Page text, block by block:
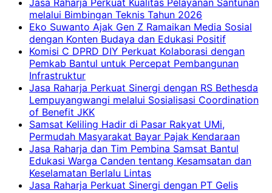
Jasa Raharja Perkuat Kualitas Pelayanan Santunan
melalui Bimbingan Teknis Tahun 2026
Eko Suwanto Ajak Gen Z Ramaikan Media Sosial
dengan Konten Budaya dan Edukasi Positif
Komisi C DPRD DIY Perkuat Kolaborasi dengan
Pemkab Bantul untuk Percepat Pembangunan
Infrastruktur
Jasa Raharja Perkuat Sinergi dengan RS Bethesda
Lempuyangwangi melalui Sosialisasi Coordination
of Benefit JKK
Samsat Keliling Hadir di Pasar Rakyat UMi,
Permudah Masyarakat Bayar Pajak Kendaraan
Jasa Raharja dan Tim Pembina Samsat Bantul
Edukasi Warga Canden tentang Kesamsatan dan
Keselamatan Berlalu Lintas
Jasa Raharja Perkuat Sinergi dengan PT Gelis